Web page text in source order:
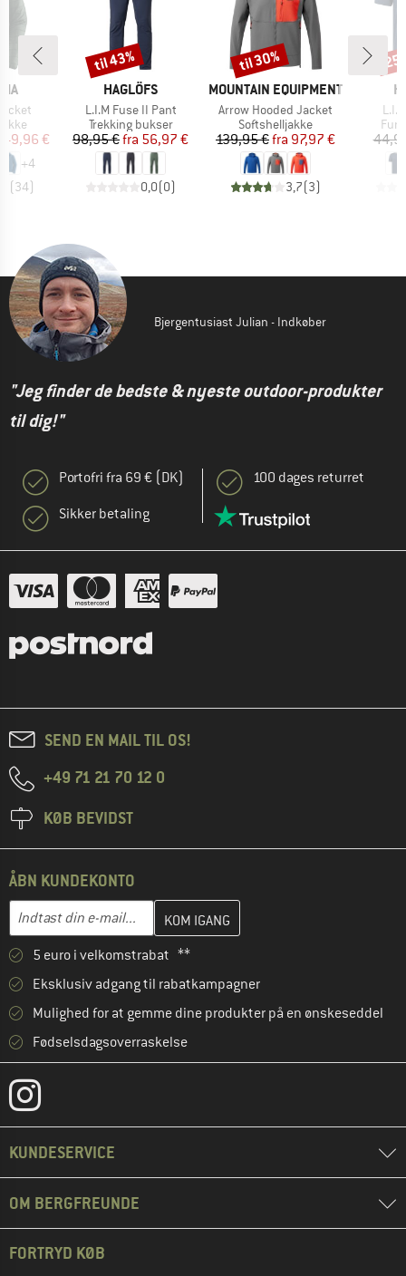
pris
€
+4
(34)
MÆRKE
HAGLÖFS
Artikel
L.I.M Fuse II Pant
Produktgruppe
Trekking bukser
Pris
98,95 € Nedsat pris
fra 56,97 €
0,0(0)
Rabat
til 43%
MÆRKE
MOUNTAIN EQUIPMENT
Artikel
Arrow Hooded Jacket
Produktgruppe
Softshelljakke
Pris
139,95 € Nedsat pris
fra 97,97 €
3,7(3)
Rabat
til 30%
Bjergentusiast Julian - Indkøber
"Jeg finder de bedste & nyeste outdoor-produkter
til dig!"
Portofri fra 69 € (DK)
Sikker betaling
100 dages returret
SEND EN MAIL TIL OS!
+49 71 21 70 12 0
KØB BEVIDST
ÅBN KUNDEKONTO
E-mail-adresse
Indtast din e-mailadresse her, og opret i næste trin din
5 euro i velkomstrabat **
Eksklusiv adgang til rabatkampagner
Mulighed for at gemme dine produkter på en ønskeseddel
Fødselsdagsoverraskelse
KUNDESERVICE
OM BERGFREUNDE
FORTRYD KØB